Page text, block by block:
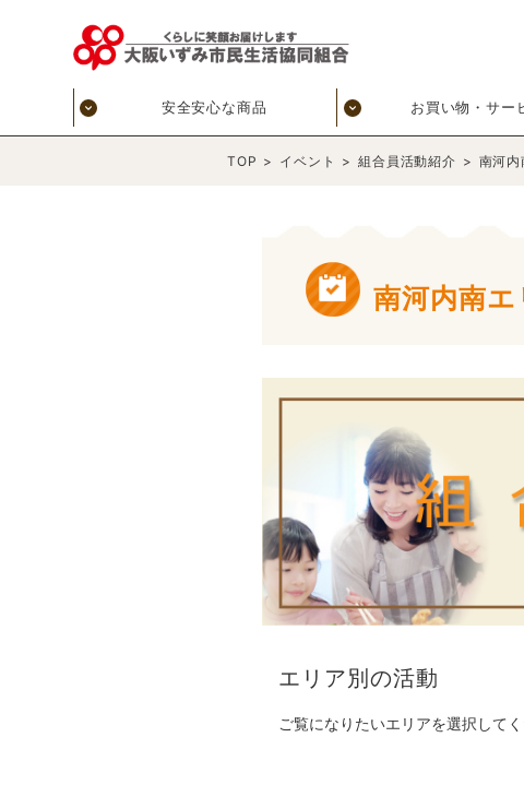
安全安心な商品 お買い物・サー
TOP > イベント > 組合員活動紹介 > 南河内
南河内南エ
エリア別の活動